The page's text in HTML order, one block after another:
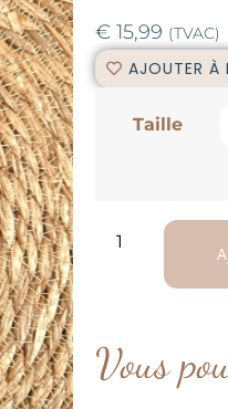
€ 15,99 (TVAC)
AJOUTER À
Taille
Vous